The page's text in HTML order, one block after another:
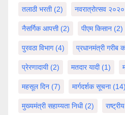
तलाठी भरती(2) नवरात्रोत्सव २०२०
नैसर्गिक आपत्ती(2) पीएम किसान (2)
पुरवठा विभाग(4) प्रधानमंत्री गरीब
प्रेरणादायी(2) मतदार यादी(1)
महसूल दिन (7) मार्गदर्शक सूचना(14)
मुख्यमंत्री सहाय्यता निधी(2)